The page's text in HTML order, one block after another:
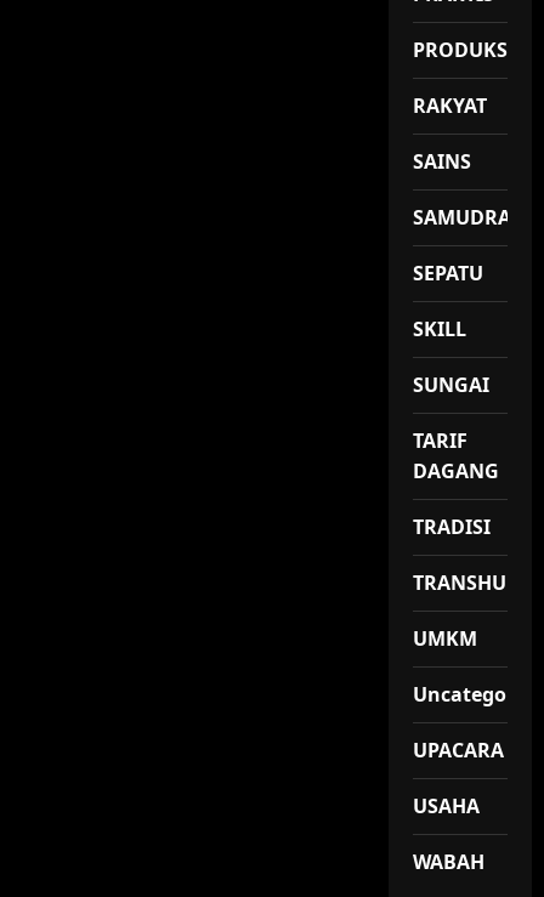
PRODUKSI
RAKYAT
SAINS
SAMUDRA
SEPATU
SKILL
SUNGAI
TARIF
DAGANG
TRADISI
UMKM
UPACARA
USAHA
WABAH